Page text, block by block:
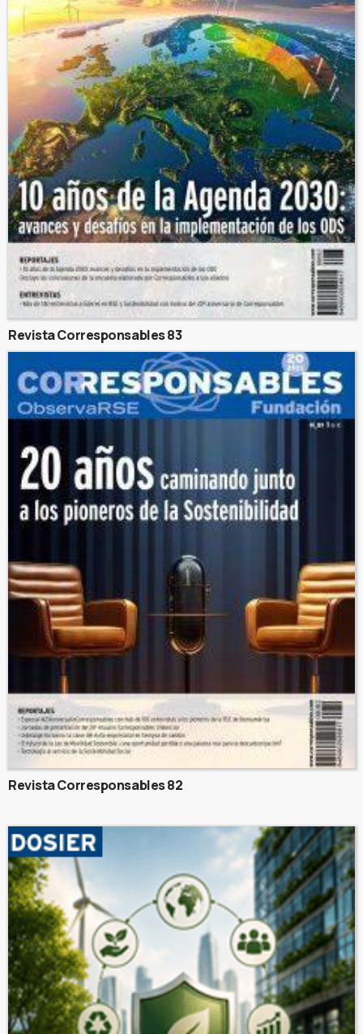
Revista Corresponsables 83
Revista Corresponsables 82